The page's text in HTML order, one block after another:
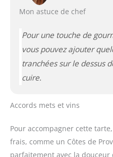
Mon astuce de chef
Pour une touche de
vous pouvez ajouter
tranchées sur le dessus
cuire.
Accords mets et vins
Pour accompagner cette
frais, comme un Côtes de
parfaitement avec la douceur